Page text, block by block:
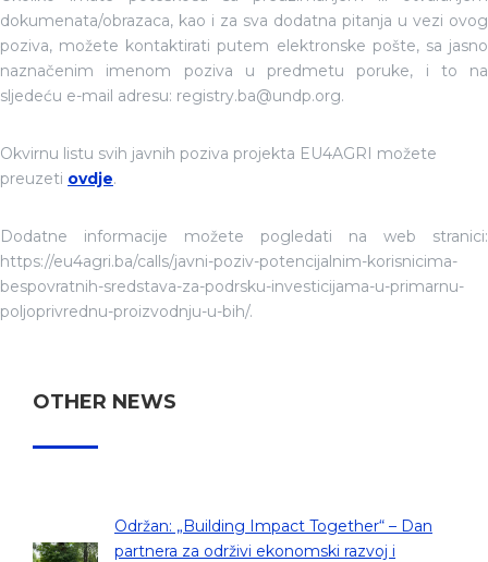
dokumenata/obrazaca, kao i za sva dodatna pitanja u vezi ovog
poziva, možete kontaktirati putem elektronske pošte, sa jasno
naznačenim imenom poziva u predmetu poruke, i to na
sljedeću e-mail adresu: registry.ba@undp.org.
Okvirnu listu svih javnih poziva projekta EU4AGRI možete
preuzeti ovdje.
Dodatne informacije možete pogledati na web stranici:
https://eu4agri.ba/calls/javni-poziv-potencijalnim-korisnicima-
bespovratnih-sredstava-za-podrsku-investicijama-u-primarnu-
poljoprivrednu-proizvodnju-u-bih/.
OTHER NEWS
Održan: „Building Impact Together“ – Dan
partnera za održivi ekonomski razvoj i